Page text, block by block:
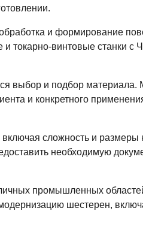
и формирование
токарно-винтовые станки с
выбор и подбор
и конкретного
сложность и размеры
необходимую
промышленных
шестерен,